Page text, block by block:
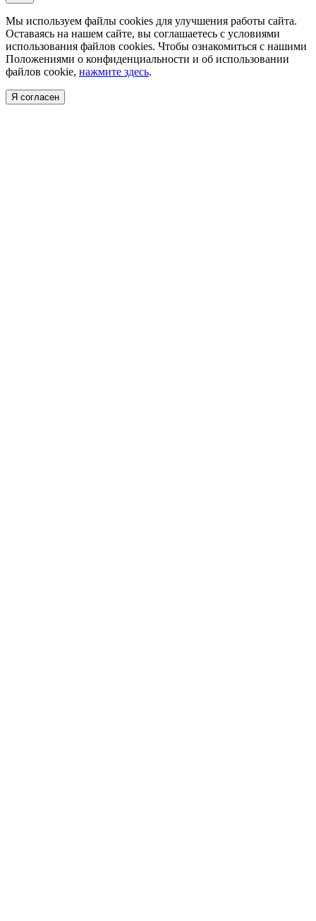
Мы используем файлы cookies для улучшения работы сайта.
Оставаясь на нашем сайте, вы соглашаетесь с условиями
использования файлов cookies. Чтобы ознакомиться с нашими
Положениями о конфиденциальности и об использовании
файлов cookie, нажмите здесь.
Я согласен